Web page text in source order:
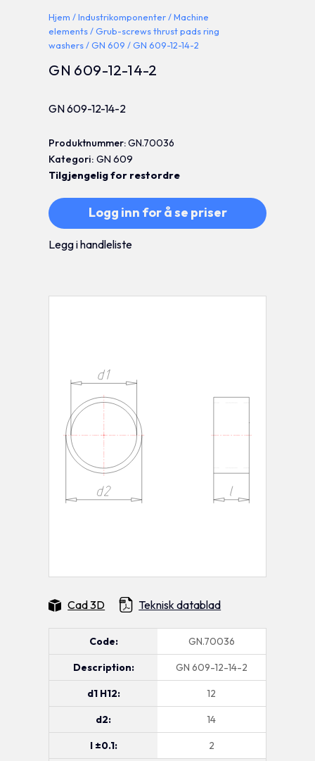
Hjem /Industrikomponenter/Machine
elements/Grub-screws thrust pads ring
washers/GN 609 / GN 609-12-14-2
GN 609-12-14-2
GN 609-12-14-2
Produktnummer:GN.70036
Kategori:GN 609
Tilgjengelig for restordre
Logg inn for å se priser
Legg i handleliste
Code: GN.70036
Description: GN 609-12-14-2
d1 H12: 12
d2: 14
l ±0.1: 2
Cad 3D Teknisk datablad